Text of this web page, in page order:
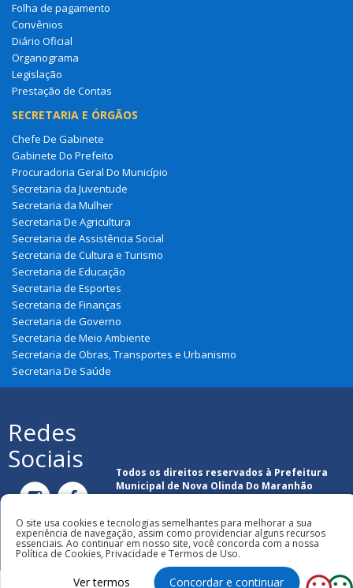
Folha de pagamento
Convênios
Diário Oficial
Organograma
Legislação
Prestação de Contas
SECRETARIA E ÓRGÃOS
Chefe De Gabinete
Gabinete Do Prefeito
Procuradoria Geral Do Município
Secretaria da Juventude
Secretaria da Mulher
Secretaria De Agricultura
Secretaria de Assistência Social
Secretaria de Cultura e Turismo
Secretaria de Educação
Secretaria de Esportes
Secretaria de Finanças
Secretaria de Governo
Secretaria de Meio Ambiente
Secretaria de Obras, Transportes e Urbanismo
Secretaria De Saúde
Redes
Sociais
Todos os direitos reservados à Prefeitura
Municipal de Nova Olinda Do Maranhão
O site usa cookies e tecnologias semelhantes para melhorar a sua
experiência de navegação, assim como providenciar alguns recursos
essenciais. Ao continuar em nosso site, você concorda com a nossa
Política de Cookies, Privacidade e Termos de Uso.
Ver termos Concordar e continuar